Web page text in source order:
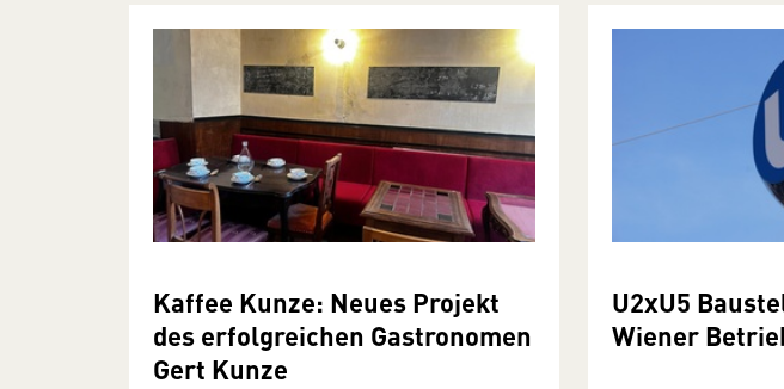
Kaffee Kunze: Neues Projekt
des erfolgreichen Gastronomen
Gert Kunze
U2xU5
Wiener